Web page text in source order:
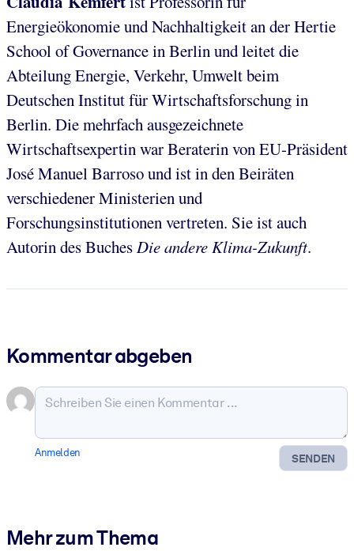
Energieökonomie und Nachhaltigkeit an der Hertie
School of Governance in Berlin und leitet die
Abteilung Energie, Verkehr, Umwelt beim
Deutschen Institut für Wirtschaftsforschung in
Berlin. Die mehrfach ausgezeichnete
Wirtschaftsexpertin war Beraterin von EU-Präsident
José Manuel Barroso und ist in den Beiräten
verschiedener Ministerien und
Forschungsinstitutionen vertreten. Sie ist auch
Autorin des BuchesDie andere Klima-Zukunft.
Kommentar abgeben
SENDEN
Anmelden
Mehr zum Thema